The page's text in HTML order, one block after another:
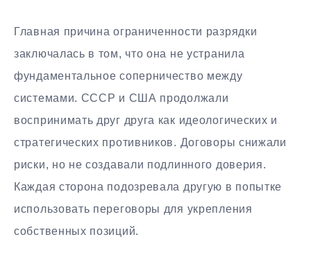
Главная причина ограниченности разрядки
заключалась в том, что она не устранила
фундаментальное соперничество между
системами. СССР и США продолжали
воспринимать друг друга как идеологических и
стратегических противников. Договоры снижали
риски, но не создавали подлинного доверия.
Каждая сторона подозревала другую в попытке
использовать переговоры для укрепления
собственных позиций.